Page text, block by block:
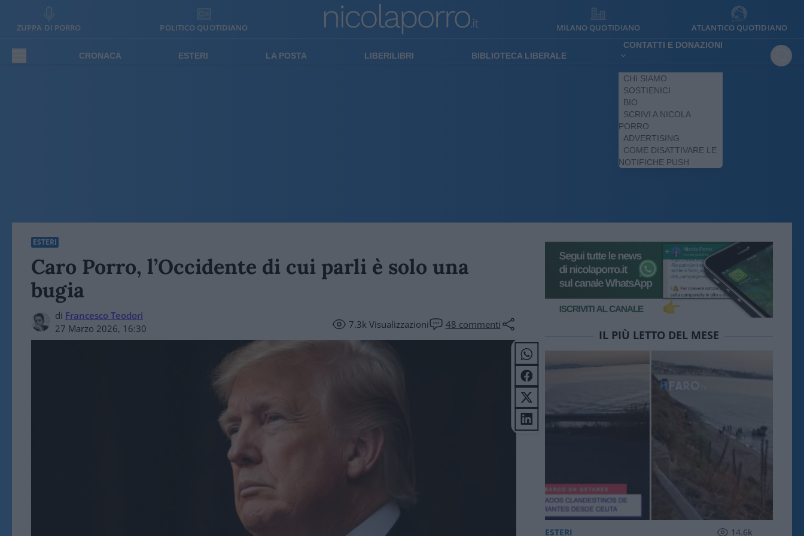
ZUPPA DI PORRO POLITICO QUOTIDIANO MILANO QUOTIDIANO ATLANTICO QUOTIDIANO
CRONACA ESTERI LA POSTA LIBERILIBRI BIBLIOTECA LIBERALE
CONTATTI E DONAZIONI
CHI SIAMO
SOSTIENICI
BIO
SCRIVI A NICOLA
PORRO
ADVERTISING
COME DISATTIVARE LE
NOTIFICHE PUSH
ESTERI
Caro Porro, l’Occidente di cui parli è solo una
bugia
di Francesco Teodori
27 Marzo 2026, 16:30
7.3kVisualizzazioni 48 commenti
IL PIÙ LETTO DEL MESE
ESTERI 14.6k